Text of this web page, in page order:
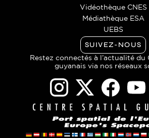
Vidéothèque CNES
Médiathèque ESA
UEBS
SUIVEZ-NOUS
Restez connectés à l’actualité du
guyanais via nos réseaux